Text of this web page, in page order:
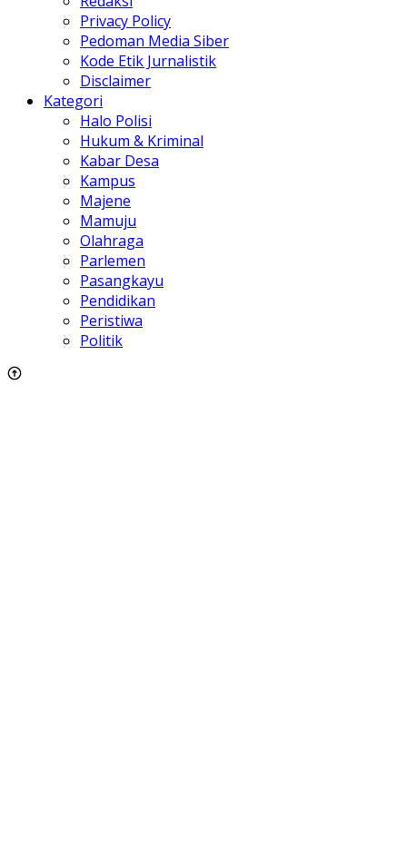
Privacy Policy
Pedoman Media Siber
Kode Etik Jurnalistik
Disclaimer
Kategori
Halo Polisi
Hukum & Kriminal
Kabar Desa
Kampus
Majene
Mamuju
Olahraga
Parlemen
Pasangkayu
Pendidikan
Peristiwa
Politik